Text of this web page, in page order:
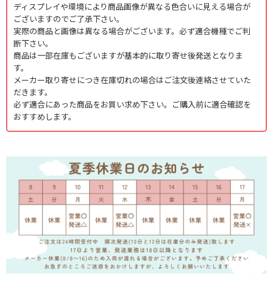
ディスプレイや環境により商品画像が異なる色合いに見える場合が
ございますのでご了承下さい。
実際の商品と画像は異なる場合がございます。必ず適合機種でご判
断下さい。
商品は一部在庫もございますが基本的に取り寄せ後発送となりま
す。
メーカー取り寄せにつき在庫切れの場合はご注文後連絡させていた
だきます。
必ず適合にあった商品をお買い求め下さい。ご購入前に適合確認を
おすすめします。